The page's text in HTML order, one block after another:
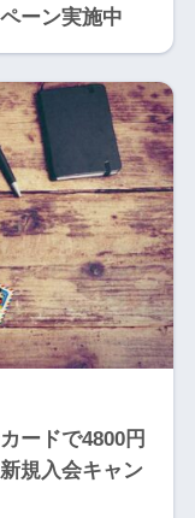
ーン実施中
ードで4800円
規入会キャン